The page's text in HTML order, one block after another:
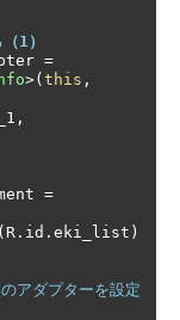
（1）
=
>( this ,
,
=
( R . id . eki_list )
ダプターを設定